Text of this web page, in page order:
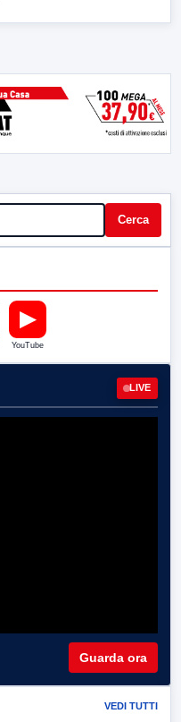
Cerca
▶
YouTube
LIVE
Guarda ora
VEDI TUTTI